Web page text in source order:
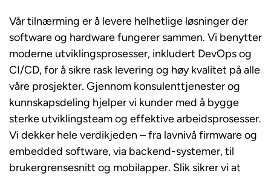
Vår tilnærming er å levere helhetlige løsninger der
software og hardware fungerer sammen. Vi benytter
moderne utviklingsprosesser, inkludert DevOps og
CI/CD, for å sikre rask levering og høy kvalitet på alle
våre prosjekter. Gjennom konsulenttjenester og
kunnskapsdeling hjelper vi kunder med å bygge
sterke utviklingsteam og effektive arbeidsprosesser.
Vi dekker hele verdikjeden – fra lavnivå firmware og
embedded software, via backend-systemer, til
brukergrensesnitt og mobilapper. Slik sikrer vi at